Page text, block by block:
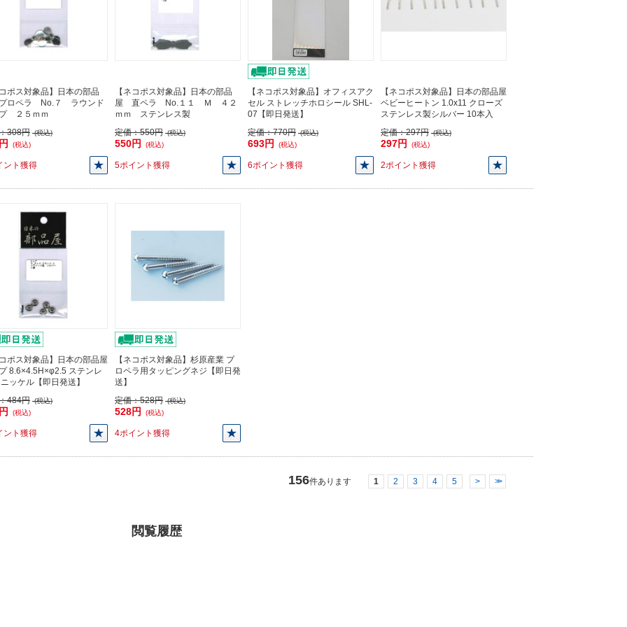
コポス対象品】日本の部品
ロペラ No.７ ラウンド
２５ｍｍ
308円 (税込)
(税込)
ント獲得
【ネコポス対象品】日本の部品
屋 直ペラ No.１１ Ｍ ４２
ｍｍ ステンレス製
定価：550円 (税込)
550円 (税込)
5ポイント獲得
【ネコポス対象品】オフィスアク
セル ストレッチホロシール SHL-
07【即日発送】
定価：770円 (税込)
693円 (税込)
6ポイント獲得
【ネコポス対象品】日本の部品屋
ベビーヒートン 1.0x11 クローズ
ステンレス製シルバー 10本入
定価：297円 (税込)
297円 (税込)
2ポイント獲得
コポス対象品】日本の部品屋
8.6×4.5H×φ2.5 ステンレ
ッケル【即日発送】
484円 (税込)
(税込)
ント獲得
【ネコポス対象品】杉原産業 プ
ロペラ用タッピングネジ【即日発
送】
定価：528円 (税込)
528円 (税込)
4ポイント獲得
156件あります 1 2 3 4 5 > >>
閲覧履歴